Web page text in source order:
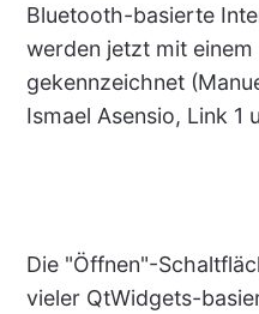
Bluetooth-basierte
werden jetzt mit einem
gekennzeichnet
Ismael Asensio, Link 1
Die "Öffnen"-
vieler QtWidgets-